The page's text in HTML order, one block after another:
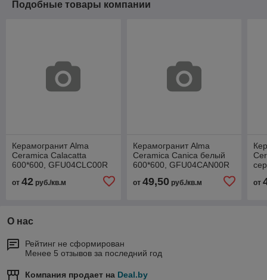
Подобные товары компании
Керамогранит Alma
Ceramica Calacatta
600*600, GFU04CLC00R
от 42 руб./кв.м
Керамогранит Alma
Ceramica Canica белый
600*600, GFU04CAN00R
от 49,50руб./кв.м от
О нас
Рейтинг не сформирован
Менее 5 отзывов за последний год
Компания продает на Deal.by